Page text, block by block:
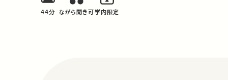
44分 ながら聞き可学内限定